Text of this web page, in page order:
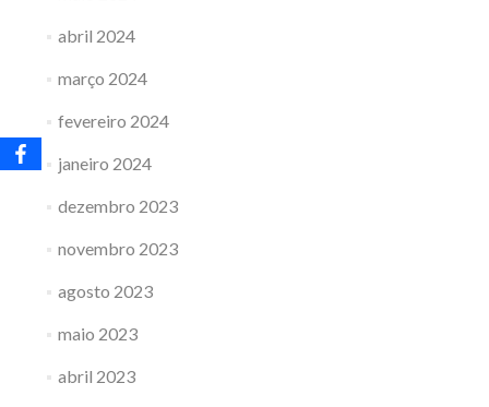
abril 2024
março 2024
fevereiro 2024
janeiro 2024
dezembro 2023
novembro 2023
agosto 2023
maio 2023
abril 2023